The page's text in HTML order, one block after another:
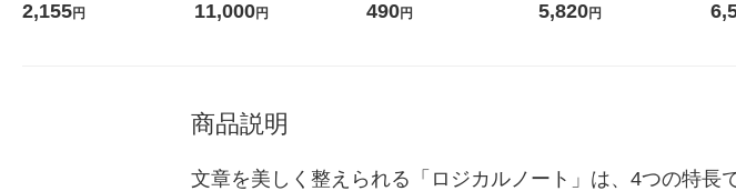
1組
2,155円
堂 おまけ付き
11,000円
コウォーター）2L ラベルレ
490円
ガジャンボ 2300g 1セット
5,820円
ー
商品説明
文章を美しく整えられる「ロジカルノート」は、4つの特